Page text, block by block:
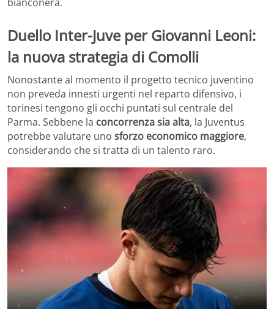
Duello Inter-Juve per Giovanni Leoni:
la nuova strategia di Comolli
Nonostante al momento il progetto tecnico juventino
non preveda innesti urgenti nel reparto difensivo, i
torinesi tengono gli occhi puntati sul centrale del
Parma. Sebbene la concorrenza sia alta, la Juventus
potrebbe valutare uno sforzo economico maggiore,
considerando che si tratta di un talento raro.